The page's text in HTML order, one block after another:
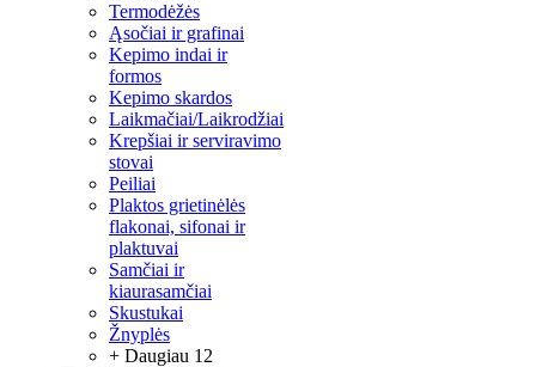
Termodėžės
Ąsočiai ir grafinai
Kepimo indai ir
formos
Kepimo skardos
Laikmačiai/Laikrodžiai
Krepšiai ir serviravimo
stovai
Peiliai
Plaktos grietinėlės
flakonai, sifonai ir
plaktuvai
Samčiai ir
kiaurasamčiai
Skustukai
Žnyplės
+ Daugiau 12